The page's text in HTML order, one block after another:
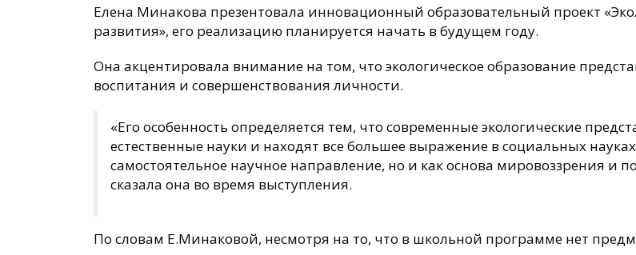
Елена Минакова презентовала инновационный образовательный проект
развития», его реализацию планируется начать в будущем году.
Она акцентировала внимание на том, что экологическое образование
воспитания и совершенствования личности.
«Его особенность определяется тем, что современные экологические
естественные науки и находят все большее выражение в социальных
самостоятельное научное направление, но и как основа мировоззрения и
сказала она во время выступления.
По словам Е.Минаковой, несмотря на то, что в школьной программе нет